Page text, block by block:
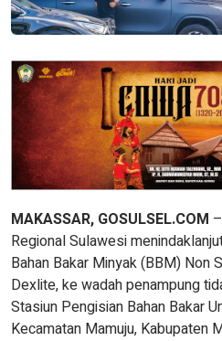
MAKASSAR, GOSULSEL.COM
Regional Sulawesi
Bahan Bakar Minyak (BBM) Non
Dexlite, ke wadah penampung
Stasiun Pengisian Bahan Bakar
Kecamatan Mamuju, Kabupaten